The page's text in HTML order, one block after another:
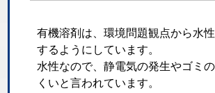
有機溶剤は、環境問題観点から水
するようにしています。
水性なので、静電気の発生やゴミ
くいと言われています。